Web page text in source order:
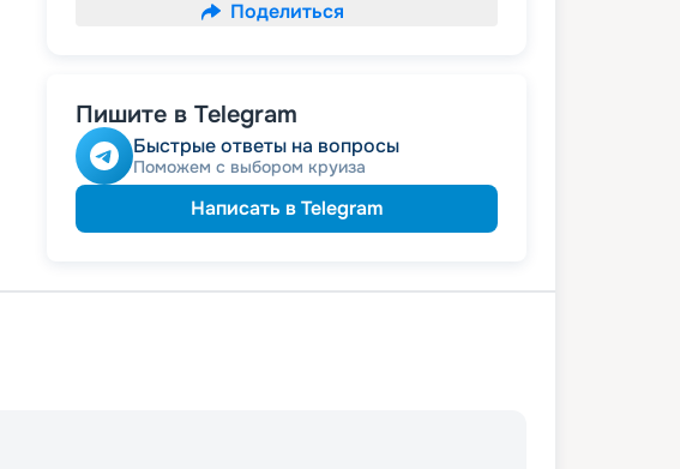
Поделиться
Пишите в Telegram
Быстрые ответы на вопросы
Поможем с выбором круиза
Написать в Telegram